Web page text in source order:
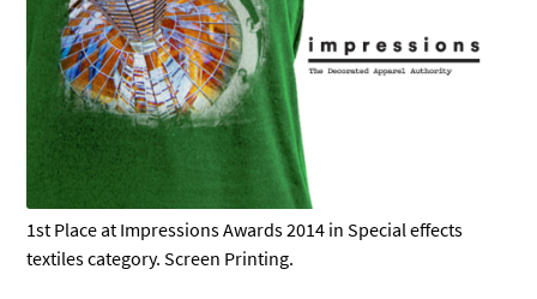
1st Place at Impressions Awards 2014 in Special effects
textiles category. Screen Printing.